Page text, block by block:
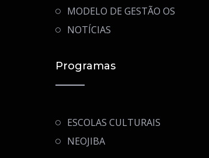
MODELO DE GESTÃO OS
NOTÍCIAS
Programas
ESCOLAS CULTURAIS
NEOJIBA